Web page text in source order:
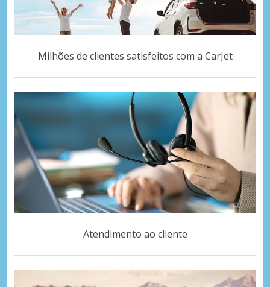
Milhões de clientes satisfeitos com a CarJet
Atendimento ao cliente